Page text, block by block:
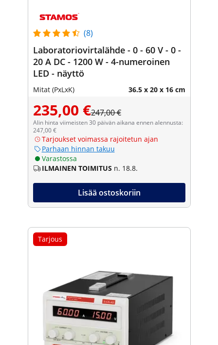
(8)
Laboratoriovirtalähde - 0 - 60 V - 0 -
20 A DC - 1200 W - 4-numeroinen
LED - näyttö
Mitat (PxLxK) 36.5 x 20 x 16 cm
235,00 €247,00 €
Alin hinta viimeisten 30 päivän aikana ennen alennusta:
247,00 €
Tarjoukset voimassa rajoitetun ajan
Parhaan hinnan takuu
Varastossa
ILMAINEN TOIMITUS n. 18.8.
Lisää ostoskoriin
Tarjous